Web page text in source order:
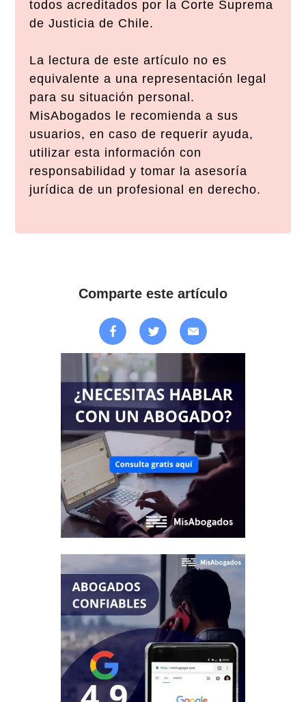
todos acreditados por la Corte Suprema
de Justicia de Chile.
La lectura de este artículo no es
equivalente a una representación legal
para su situación personal.
MisAbogados le recomienda a sus
usuarios, en caso de requerir ayuda,
utilizar esta información con
responsabilidad y tomar la asesoría
jurídica de un profesional en derecho.
Comparte este artículo